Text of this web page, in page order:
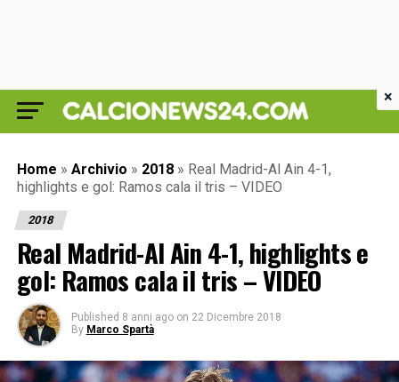
Home » Archivio » 2018 » Real Madrid-Al Ain 4-1,
highlights e gol: Ramos cala il tris – VIDEO
2018
Real Madrid-Al Ain 4-1, highlights e
gol: Ramos cala il tris – VIDEO
Published 8 anni ago on 22 Dicembre 2018
By Marco Spartà
×